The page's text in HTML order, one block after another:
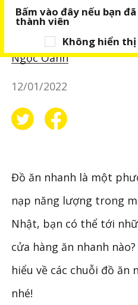
20 chuỗi nhà hàng
Bản (kì 1)
Ngọc Oanh
12/01/2022
Đồ ăn nhanh là một
nạp năng lượng trong
Nhật, bạn có thể tới
cửa hàng ăn nhanh
hiểu về các chuỗi đồ ăn
nhé!
Không hiển thị
Bấm vào đây nếu bạn đã
thành viên